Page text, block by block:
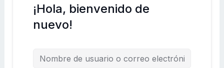
¡Hola, bienvenido de
nuevo!